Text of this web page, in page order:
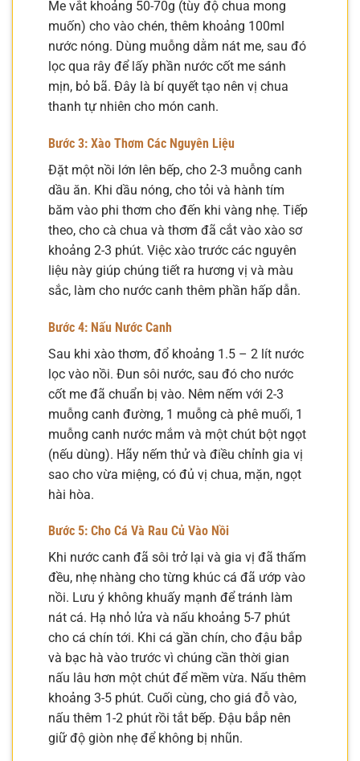
Me vắt khoảng 50-70g (tùy độ chua mong
muốn) cho vào chén, thêm khoảng 100ml
nước nóng. Dùng muỗng dằm nát me, sau đó
lọc qua rây để lấy phần nước cốt me sánh
mịn, bỏ bã. Đây là bí quyết tạo nên vị chua
thanh tự nhiên cho món canh.
Bước 3: Xào Thơm Các Nguyên Liệu
Đặt một nồi lớn lên bếp, cho 2-3 muỗng canh
dầu ăn. Khi dầu nóng, cho tỏi và hành tím
băm vào phi thơm cho đến khi vàng nhẹ. Tiếp
theo, cho cà chua và thơm đã cắt vào xào sơ
khoảng 2-3 phút. Việc xào trước các nguyên
liệu này giúp chúng tiết ra hương vị và màu
sắc, làm cho nước canh thêm phần hấp dẫn.
Bước 4: Nấu Nước Canh
Sau khi xào thơm, đổ khoảng 1.5 – 2 lít nước
lọc vào nồi. Đun sôi nước, sau đó cho nước
cốt me đã chuẩn bị vào. Nêm nếm với 2-3
muỗng canh đường, 1 muỗng cà phê muối, 1
muỗng canh nước mắm và một chút bột ngọt
(nếu dùng). Hãy nếm thử và điều chỉnh gia vị
sao cho vừa miệng, có đủ vị chua, mặn, ngọt
hài hòa.
Bước 5: Cho Cá Và Rau Củ Vào Nồi
Khi nước canh đã sôi trở lại và gia vị đã thấm
đều, nhẹ nhàng cho từng khúc cá đã ướp vào
nồi. Lưu ý không khuấy mạnh để tránh làm
nát cá. Hạ nhỏ lửa và nấu khoảng 5-7 phút
cho cá chín tới. Khi cá gần chín, cho đậu bắp
và bạc hà vào trước vì chúng cần thời gian
nấu lâu hơn một chút để mềm vừa. Nấu thêm
khoảng 3-5 phút. Cuối cùng, cho giá đỗ vào,
nấu thêm 1-2 phút rồi tắt bếp. Đậu bắp nên
giữ độ giòn nhẹ để không bị nhũn.